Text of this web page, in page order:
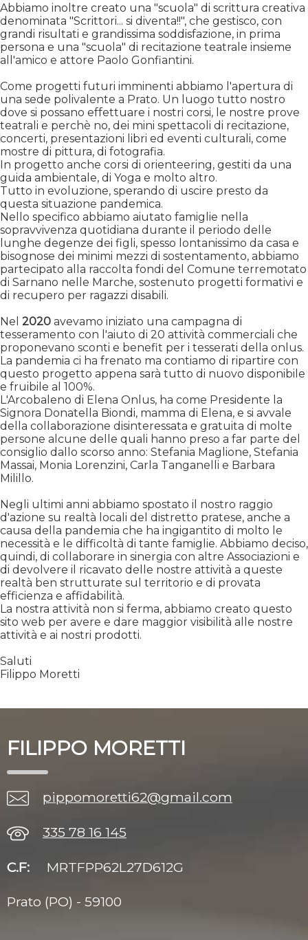
Abbiamo inoltre creato una "scuola" di scrittura creativa
denominata "Scrittori... si diventa!!", che gestisco, con
grandi risultati e grandissima soddisfazione, in prima
persona e una "scuola" di recitazione teatrale insieme
all'amico e attore Paolo Gonfiantini.
Come progetti futuri imminenti abbiamo l'apertura di
una sede polivalente a Prato. Un luogo tutto nostro
dove si possano effettuare i nostri corsi, le nostre prove
teatrali e perchè no, dei mini spettacoli di recitazione,
concerti, presentazioni libri ed eventi culturali, come
mostre di pittura, di fotografia.
In progetto anche corsi di orienteering, gestiti da una
guida ambientale, di Yoga e molto altro.
Tutto in evoluzione, sperando di uscire presto da
questa situazione pandemica.
Nello specifico abbiamo aiutato famiglie nella
sopravvivenza quotidiana durante il periodo delle
lunghe degenze dei figli, spesso lontanissimo da casa e
bisognose dei minimi mezzi di sostentamento, abbiamo
partecipato alla raccolta fondi del Comune terremotato
di Sarnano nelle Marche, sostenuto progetti formativi e
di recupero per ragazzi disabili.
Nel 2020 avevamo iniziato una campagna di
tesseramento con l'aiuto di 20 attività commerciali che
proponevano sconti e benefit per i tesserati della onlus.
La pandemia ci ha frenato ma contiamo di ripartire con
questo progetto appena sarà tutto di nuovo disponibile
e fruibile al 100%.
L'Arcobaleno di Elena Onlus, ha come Presidente la
Signora Donatella Biondi, mamma di Elena, e si avvale
della collaborazione disinteressata e gratuita di molte
persone alcune delle quali hanno preso a far parte del
consiglio dallo scorso anno: Stefania Maglione, Stefania
Massai, Monia Lorenzini, Carla Tanganelli e Barbara
Milillo.
Negli ultimi anni abbiamo spostato il nostro raggio
d'azione su realtà locali del distretto pratese, anche a
causa della pandemia che ha ingigantito di molto le
necessità e le difficoltà di tante famiglie. Abbiamo deciso,
quindi, di collaborare in sinergia con altre Associazioni e
di devolvere il ricavato delle nostre attività a queste
realtà ben strutturate sul territorio e di provata
efficienza e affidabilità.
La nostra attività non si ferma, abbiamo creato questo
sito web per avere e dare maggior visibilità alle nostre
attività e ai nostri prodotti.
Saluti
Filippo Moretti
FILIPPO MORETTI
pippomoretti62@gmail.com
335 78 16 145
C.F: MRTFPP62L27D612G
Prato (PO) - 59100